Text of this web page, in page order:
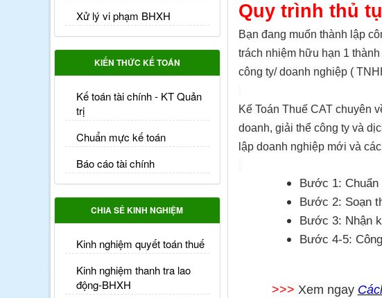
Quy trình thủ
Bạn đang muốn thành lập
trách nhiệm hữu hạn 1
công ty/ doanh nghiệp (
Kế Toán Thuế CAT chuyên
doanh, giải thể công ty và
lập doanh nghiệp mới và
Bước 1:
Bước 2: Soạn
Bước 3: Nhận
Bước 4-5:
>>> Xem ngay
Xử lý vi phạm BHXH
KIẾN THỨC KẾ TOÁN
Kế toán tài chính - KT Quản
trị
Chuẩn mực kế toán
Báo cáo tài chính
CHIA SẺ KINH NGHIỆM
Kinh nghiệm quyết toán thuế
Kinh nghiệm thanh tra lao
động-BHXH